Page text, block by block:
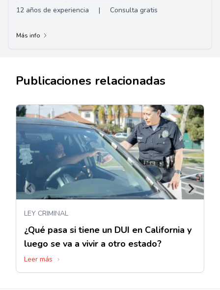
12 años de experiencia | Consulta gratis
Más info
Publicaciones relacionadas
LEY CRIMINAL
¿Qué pasa si tiene un DUI en California y
luego se va a vivir a otro estado?
Leer más